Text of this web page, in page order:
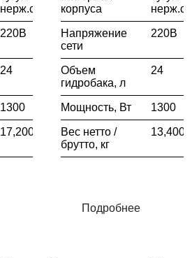
нерж.сталь
220В
24
1300
17,200/18,200
корпуса
Напряжение
сети
220В
Объем
гидробака, л
24
Мощность, Вт 1300
Вес нетто /
брутто, кг
13,400/
Подробнее